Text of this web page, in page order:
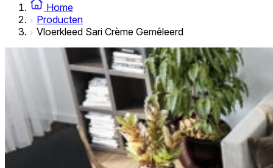
Home
Producten
Vloerkleed Sari Crème Gemêleerd
interessant zijn voor de individuele gebruiker en
Niet-geclassificeerde cookies zijn cookies die in het